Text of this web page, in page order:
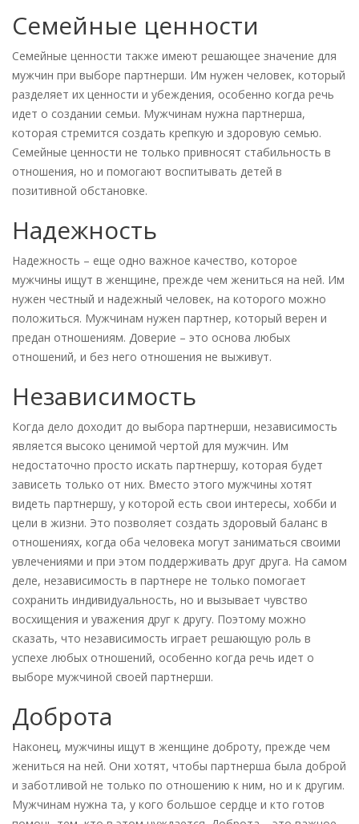
Семейные ценности
Семейные ценности также имеют решающее значение для
мужчин при выборе партнерши. Им нужен человек, который
разделяет их ценности и убеждения, особенно когда речь
идет о создании семьи. Мужчинам нужна партнерша,
которая стремится создать крепкую и здоровую семью.
Семейные ценности не только привносят стабильность в
отношения, но и помогают воспитывать детей в
позитивной обстановке.
Надежность
Надежность – еще одно важное качество, которое
мужчины ищут в женщине, прежде чем жениться на ней. Им
нужен честный и надежный человек, на которого можно
положиться. Мужчинам нужен партнер, который верен и
предан отношениям. Доверие – это основа любых
отношений, и без него отношения не выживут.
Независимость
Когда дело доходит до выбора партнерши, независимость
является высоко ценимой чертой для мужчин. Им
недостаточно просто искать партнершу, которая будет
зависеть только от них. Вместо этого мужчины хотят
видеть партнершу, у которой есть свои интересы, хобби и
цели в жизни. Это позволяет создать здоровый баланс в
отношениях, когда оба человека могут заниматься своими
увлечениями и при этом поддерживать друг друга. На самом
деле, независимость в партнере не только помогает
сохранить индивидуальность, но и вызывает чувство
восхищения и уважения друг к другу. Поэтому можно
сказать, что независимость играет решающую роль в
успехе любых отношений, особенно когда речь идет о
выборе мужчиной своей партнерши.
Доброта
Наконец, мужчины ищут в женщине доброту, прежде чем
жениться на ней. Они хотят, чтобы партнерша была доброй
и заботливой не только по отношению к ним, но и к другим.
Мужчинам нужна та, у кого большое сердце и кто готов